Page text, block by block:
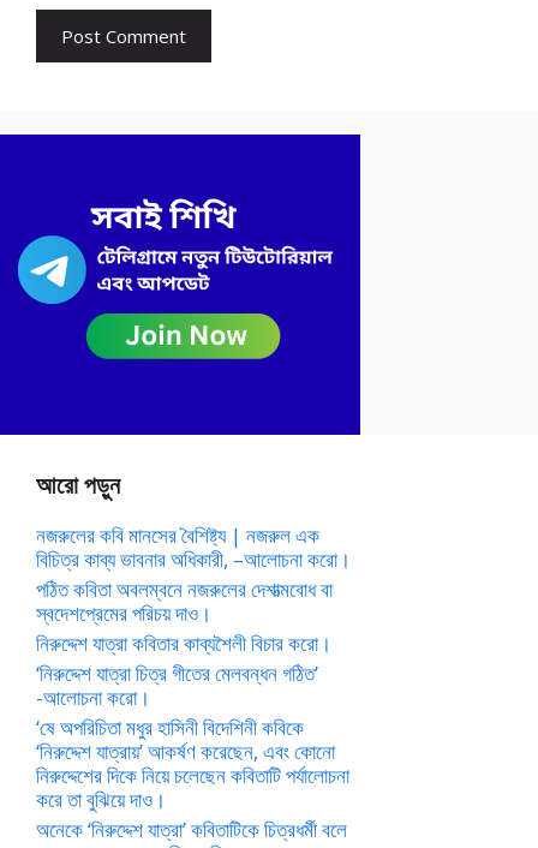
আরো পড়ুন
নজরুলের কবি মানসের বৈশিষ্ট্য | নজরুল এক
বিচিত্র কাব্য ভাবনার অধিকারী, –আলোচনা করো।
পঠিত কবিতা অবলম্বনে নজরুলের দেশাত্মবোধ বা
স্বদেশপ্রেমের পরিচয় দাও।
নিরুদ্দেশ যাত্রা কবিতার কাব্যশৈলী বিচার করো।
‘নিরুদ্দেশ যাত্রা চিত্র গীতের মেলবন্ধন গঠিত’
-আলোচনা করো।
‘ষে অপরিচিতা মধুর হাসিনী বিদেশিনী কবিকে
‘নিরুদ্দেশ যাত্রায়’ আকর্ষণ করেছেন, এবং কোনো
নিরুদ্দেশের দিকে নিয়ে চলেছেন কবিতাটি পর্যালোচনা
করে তা বুঝিয়ে দাও।
অনেকে ‘নিরুদ্দেশ যাত্রা’ কবিতাটিকে চিত্রধর্মী বলে